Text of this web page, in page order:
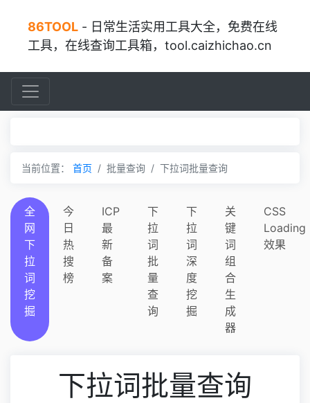
86TOOL - 日常生活实用工具大全，免费在线
工具，在线查询工具箱，tool.caizhichao.cn
当前位置： 首页 批量查询 下拉词批量查询
全
网
下
拉
词
挖
掘
今
日
热
搜
榜
ICP
最
新
备
案
下
拉
词
批
量
查
询
下
拉
词
深
度
挖
掘
关
键
词
组
合
生
成
器
CSS
Loading
效果
下拉词批量查询